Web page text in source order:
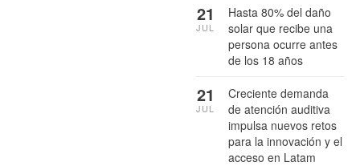
Hasta 80% del daño
solar que recibe una
persona ocurre antes
de los 18 años
21
JUL
Creciente demanda
de atención auditiva
impulsa nuevos retos
para la innovación y el
acceso en Latam
21
JUL